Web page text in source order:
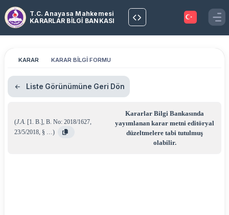
T.C. Anayasa Mahkemesi
KARARLAR BİLGİ BANKASI
KARAR KARAR BİLGİ FORMU
Liste Görünümüne Geri Dön
(J.A. [1. B.], B. No: 2018/1627,
23/5/2018, § …)
Kararlar Bilgi Bankasında
yayımlanan karar metni editöryal
düzeltmelere tabi tutulmuş
olabilir.